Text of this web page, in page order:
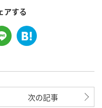
アする
次の記事